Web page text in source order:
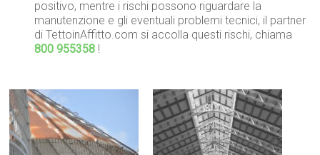
positivo, mentre i rischi possono riguardare la
manutenzione e gli eventuali problemi tecnici, il partner
di TettoinAffitto.com si accolla questi rischi, chiama
800 955358 !